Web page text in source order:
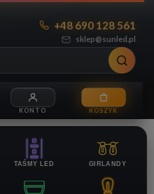
sklep@sunled.pl
+48 690 128 561
TAŚMY LED GIRLANDY